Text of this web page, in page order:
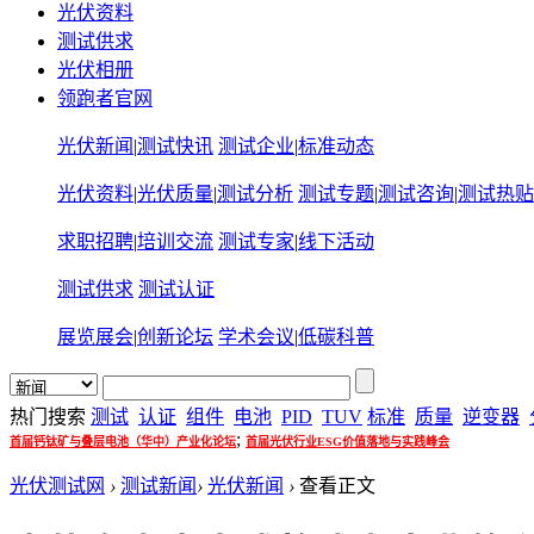
光伏资料
测试供求
光伏相册
领跑者官网
光伏新闻 |测试快讯 测试企业|标准动态
光伏资料|光伏质量|测试分析 测试专题|测试咨询|测试热贴
求职招聘|培训交流 测试专家|线下活动
测试供求 测试认证
展览展会|创新论坛 学术会议|低碳科普
热门搜索 测试 认证 组件 电池 PID TUV 标准 质量 逆变器
首届钙钛矿与叠层电池（华中）产业化论坛; 首届光伏行业ESG价值落地与实践峰会
光伏测试网 › 测试新闻 › 光伏新闻 › 查看正文